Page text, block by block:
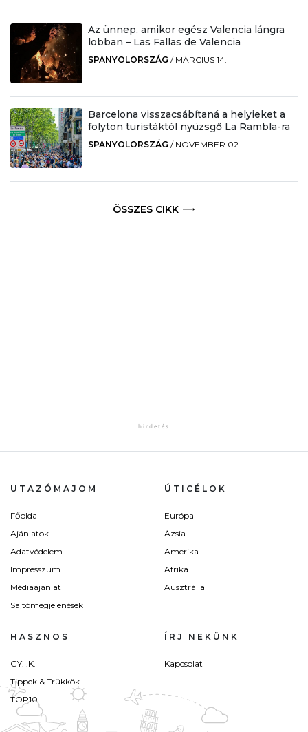
Az ünnep, amikor egész Valencia lángra
lobban – Las Fallas de Valencia
SPANYOLORSZÁG / MÁRCIUS 14.
Barcelona visszacsábítaná a helyieket a
folyton turistáktól nyüzsgő La Rambla-ra
SPANYOLORSZÁG / NOVEMBER 02.
ÖSSZES CIKK
UTAZÓMAJOM
Főoldal
Ajánlatok
Adatvédelem
Impresszum
Médiaajánlat
Sajtómegjelenések
ÚTICÉLOK
Európa
Ázsia
Amerika
Afrika
Ausztrália
HASZNOS
GY.I.K.
Tippek & Trükkök
TOP10
ÍRJ NEKÜNK
Kapcsolat